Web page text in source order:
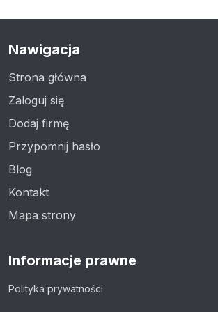
Nawigacja
Strona główna
Zaloguj się
Dodaj firmę
Przypomnij hasło
Blog
Kontakt
Mapa strony
Informacje prawne
Polityka prywatności